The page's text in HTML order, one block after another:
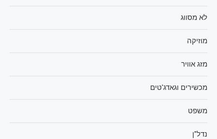
לא מסווג
מוזיקה
מזג אוויר
מכשירים וגאדג'טים
משפט
נדל"ן